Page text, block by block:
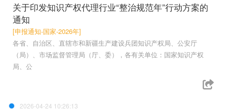
关于印发知识产权代理行业“整治规范年”行动方案的
通知
[申报通知-国家-2026年]
各省、自治区、直辖市和新疆生产建设兵团知识产权局、公安厅
（局）、市场监督管理局（厅、委），各有关单位：国家知识产权
局、公
2026-04-24 10:26:13